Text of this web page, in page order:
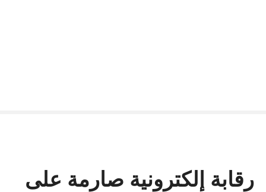
رقابة إلكترونية صارمة على